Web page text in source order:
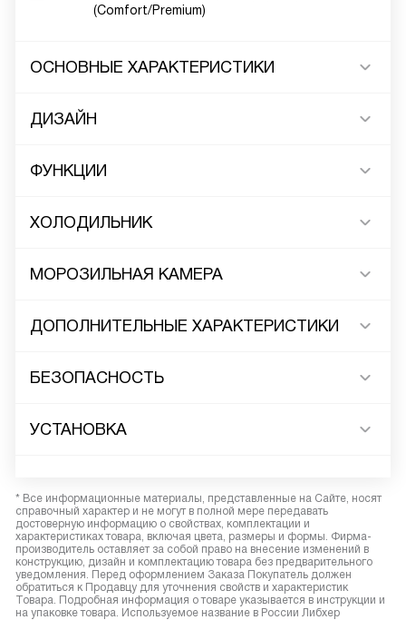
(Comfort/Premium)
ОСНОВНЫЕ ХАРАКТЕРИСТИКИ
ДИЗАЙН
ФУНКЦИИ
ХОЛОДИЛЬНИК
МОРОЗИЛЬНАЯ КАМЕРА
ДОПОЛНИТЕЛЬНЫЕ ХАРАКТЕРИСТИКИ
БЕЗОПАСНОСТЬ
УСТАНОВКА
* Все информационные материалы, представленные на Сайте, носят
справочный характер и не могут в полной мере передавать
достоверную информацию о свойствах, комплектации и
характеристиках товара, включая цвета, размеры и формы. Фирма-
производитель оставляет за собой право на внесение изменений в
конструкцию, дизайн и комплектацию товара без предварительного
уведомления. Перед оформлением Заказа Покупатель должен
обратиться к Продавцу для уточнения свойств и характеристик
Товара. Подробная информация о товаре указывается в инструкции и
на упаковке товара. Используемое название в России Либхер